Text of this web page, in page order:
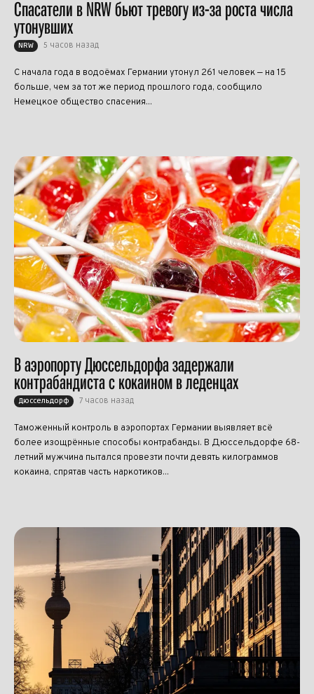
Спасатели в NRW бьют тревогу из-за роста числа
утонувших
NRW 5 часов назад
С начала года в водоёмах Германии утонул 261 человек — на 15
больше, чем за тот же период прошлого года, сообщило
Немецкое общество спасения...
В аэропорту Дюссельдорфа задержали
контрабандиста с кокаином в леденцах
Дюссельдорф 7 часов назад
Таможенный контроль в аэропортах Германии выявляет всё
более изощрённые способы контрабанды. В Дюссельдорфе 68-
летний мужчина пытался провезти почти девять килограммов
кокаина, спрятав часть наркотиков...